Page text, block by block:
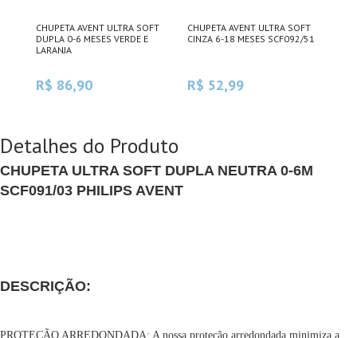
CHUPETA AVENT ULTRA SOFT
DUPLA 0-6 MESES VERDE E
LARANJA
R$ 86,90
CHUPETA AVENT ULTRA SOFT
CINZA 6-18 MESES SCF092/51
R$ 52,99
Detalhes do Produto
CHUPETA ULTRA SOFT DUPLA NEUTRA 0-6M
SCF091/03 PHILIPS AVENT
DESCRIÇÃO:
PROTEÇÃO ARREDONDADA: A nossa proteção arredondada minimiza a